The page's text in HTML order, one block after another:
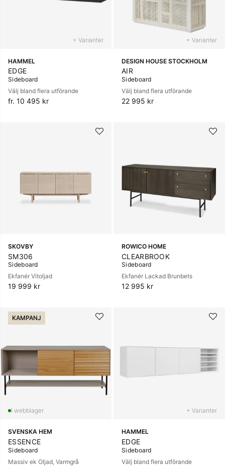
+ Varianter
HAMMEL
EDGE
Sideboard
Välj bland flera utförande
fr. 10 495 kr
+ Varianter
DESIGN HOUSE STOCKHOLM
AIR
Sideboard
Välj bland flera utförande
22 995 kr
SKOVBY
SM306
Sideboard
Ekfanér Vitoljad
19 999 kr
ROWICO HOME
CLEARBROOK
Sideboard
Ekfanér Lackad Brunbets
12 995 kr
KAMPANJ
SVENSKA HEM
ESSENCE
Sideboard
Massiv ek Oljad, Varmgrå
+ Varianter
HAMMEL
EDGE
Sideboard
Välj bland flera utförande